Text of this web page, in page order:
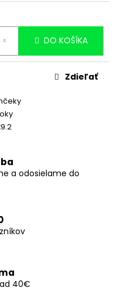
DO KOŠÍKA
Zdieľať
a odosielame do
40€